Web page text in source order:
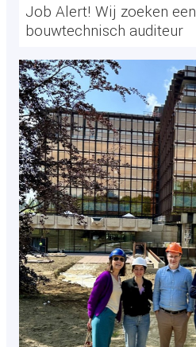
Job Alert! Wij zoeken een
bouwtechnisch auditeur